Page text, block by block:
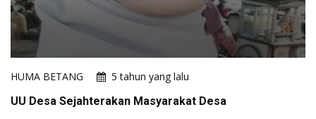
HUMA BETANG
5 tahun yang lalu
UU Desa Sejahterakan Masyarakat Desa